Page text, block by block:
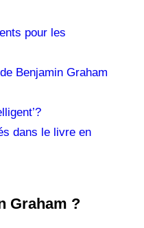
pour les
Benjamin Graham
dans le livre en
Graham ?